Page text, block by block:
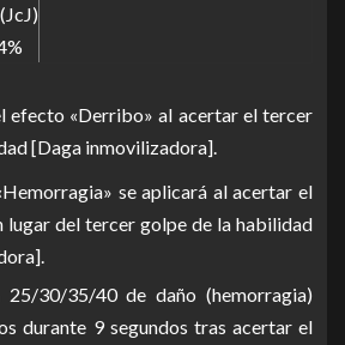
efecto «Derribo» al acertar el tercer
[Daga inmovilizadora].
se aplicará al acertar el
lugar del tercer golpe de la habilidad
25/30/35/40 de daño (hemorragia)
durante 9 segundos tras acertar el